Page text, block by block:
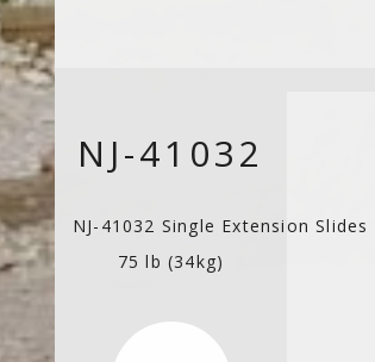
NJ-41032
NJ-41032 Single Extension Slides
75 lb (34kg)